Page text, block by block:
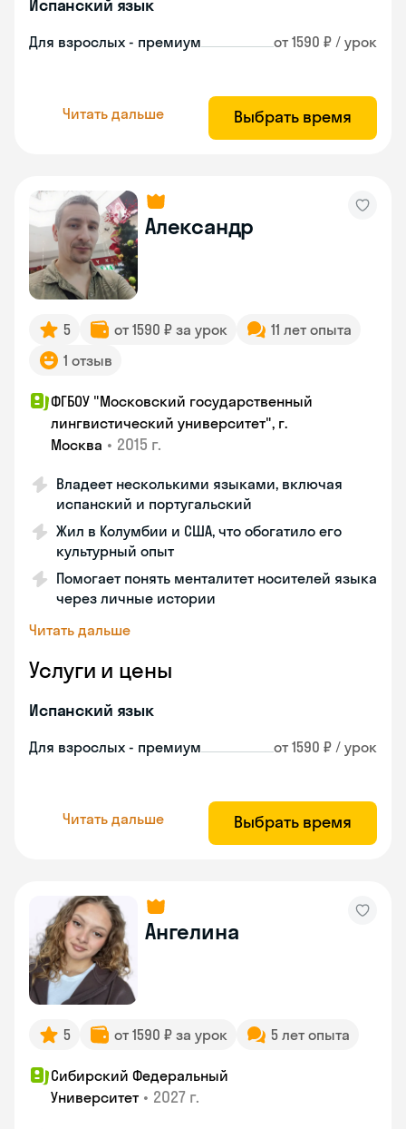
Испанский язык
Для взрослых - премиум от 1590 ₽ / урок
Читать дальше Выбрать время
Александр
5 от 1590 ₽ за урок
11 лет опыта
1 отзыв
ФГБОУ "Московский государственный
лингвистический университет", г.
Москва • 2015 г.
Владеет несколькими языками, включая
испанский и португальский
Жил в Колумбии и США, что обогатило его
культурный опыт
Помогает понять менталитет носителей языка
через личные истории
Читать дальше
Услуги и цены
Испанский язык
Для взрослых - премиум от 1590 ₽ / урок
Читать дальше Выбрать время
Ангелина
5 от 1590 ₽ за урок 5 лет опыта
Сибирский Федеральный
Университет • 2027 г.